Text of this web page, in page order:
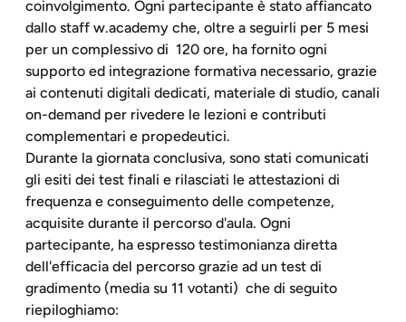
coinvolgimento. Ogni partecipante è stato affiancato
dallo staff w.academy che, oltre a seguirli per 5 mesi
per un complessivo di 120 ore, ha fornito ogni
supporto ed integrazione formativa necessario, grazie
ai contenuti digitali dedicati, materiale di studio, canali
on-demand per rivedere le lezioni e contributi
complementari e propedeutici.
Durante la giornata conclusiva, sono stati comunicati
gli esiti dei test finali e rilasciati le attestazioni di
frequenza e conseguimento delle competenze,
acquisite durante il percorso d'aula. Ogni
partecipante, ha espresso testimonianza diretta
dell'efficacia del percorso grazie ad un test di
gradimento (media su 11 votanti) che di seguito
riepiloghiamo: